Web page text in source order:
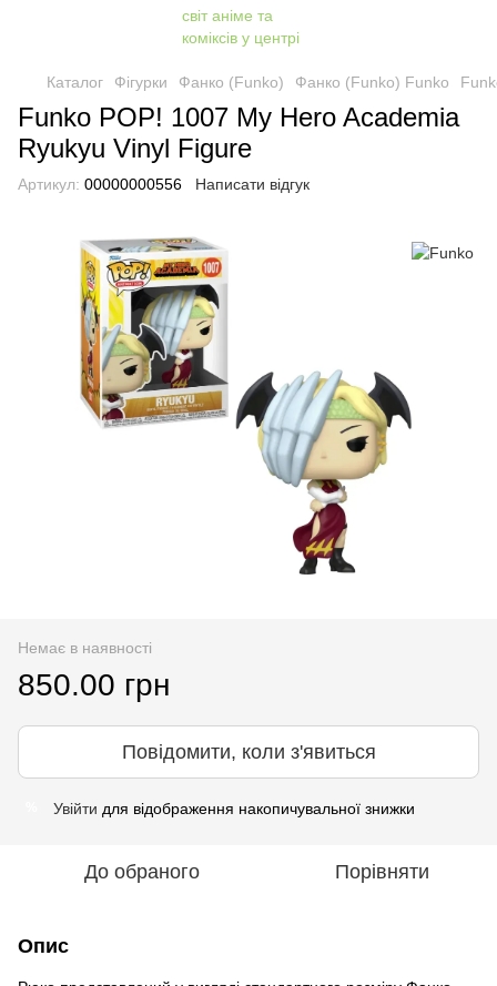
Каталог Фігурки Фанко (Funko) Фанко (Funko) Funko
Funko POP! 1007 My Hero Academia
Ryukyu Vinyl Figure
Артикул: 00000000556 Написати відгук
Немає в наявності
850.00 грн
Повідомити, коли з'явиться
Увійти для відображення накопичувальної знижки
До обраного Порівняти
Опис